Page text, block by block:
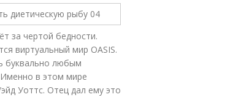
за чертой бедности.
виртуальный мир OASIS.
буквально любым
в этом мире
Уоттс. Отец дал ему это